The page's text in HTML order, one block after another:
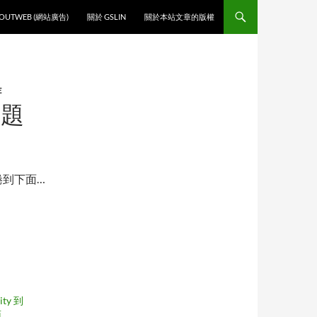
(網站廣告)
關於 GSLIN 關於本站文章的版權
到下面…
到